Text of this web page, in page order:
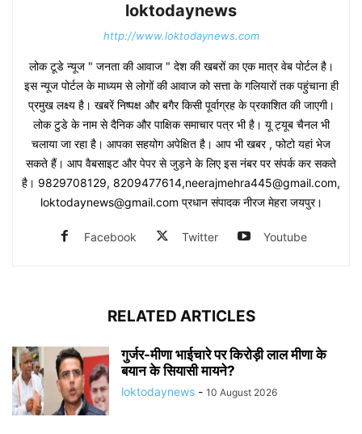
loktodaynews
http://www.loktodaynews.com
लोक टूडे न्यूज " जनता की आवाज " देश की खबरों का एक मात्र वेब पोर्टल है।
इस न्यूज पोर्टल के माध्यम से लोगों की आवाज को सत्ता के गलियारों तक पहुंचाना ही
प्रमुख लक्ष्य है। खबरें निष्पक्ष और बगैर किसी पूर्वाग्रह के प्रकाशित की जाएगी।
लोक टुडे के नाम से दैनिक और पाक्षिक समाचार पत्र भी है। यू ट्यूब चैनल भी
चलाया जा रहा है। आपका सहयोग अपेक्षित है। आप भी खबर , फोटो यहां भेज
सकते हैं। आप वैबसाइट और पेपर से जुड़ने के लिए इस नंबर पर संपर्क कर सकते
है। 9829708129, 8209477614,neerajmehra445@gmail.com,
loktodaynews@gmail.com प्रधान संपादक नीरज मेहरा जयपुर।
Facebook Twitter Youtube
RELATED ARTICLES
गुर्जर-मीणा भाईचारे पर किरोड़ी लाल मीणा के
बयान के सियासी मायने?
loktodaynews - 10 August 2026